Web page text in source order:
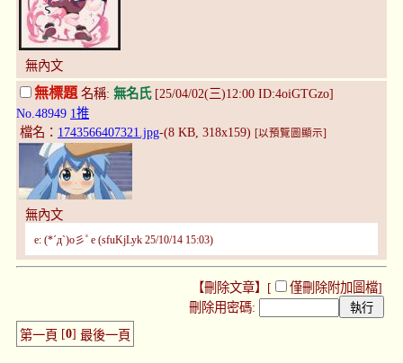
無內文
無標題 名稱: 無名氏[25/04/02(三)12:00 ID:4oiGTGzo]
No.48949 1推
檔名： 1743566407321.jpg-(8 KB, 318x159) [以預覽圖顯示]
無內文
e: (*´д`)o彡ﾟe (sfuKjLyk 25/10/14 15:03)
【刪除文章】[ 僅刪除附加圖檔]
刪除用密碼:
第一頁 [0] 最後一頁